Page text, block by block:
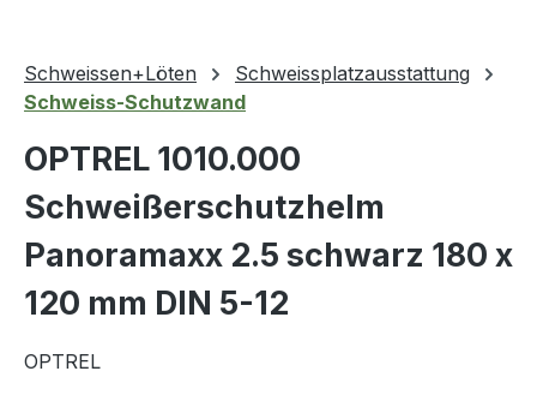
Schweissen+Löten
Schweissplatzausstattung
Schweiss-Schutzwand
OPTREL 1010.000
Schweißerschutzhelm
Panoramaxx 2.5 schwarz 180 x
120 mm DIN 5-12
OPTREL